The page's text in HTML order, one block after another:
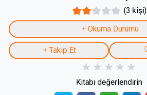
(3 kişi)
Okuma Durumu
Takip Et
Kitabı değerlendirin